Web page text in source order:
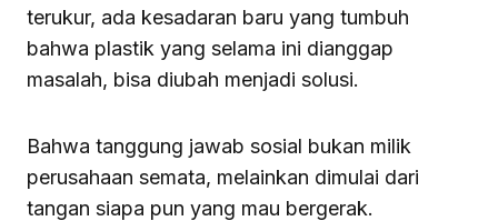
terukur, ada kesadaran baru yang tumbuh
bahwa plastik yang selama ini dianggap
masalah, bisa diubah menjadi solusi.
Bahwa tanggung jawab sosial bukan milik
perusahaan semata, melainkan dimulai dari
tangan siapa pun yang mau bergerak.